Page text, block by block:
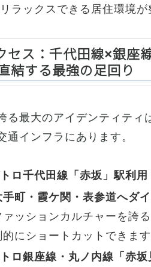
ラックスできる居住環境が
セス：千代田線×銀座
結する最強の足回り
る最大のアイデンティテ
通インフラにあります。
ロ千代田線「赤坂」駅利用
手町・霞ケ関・表参道へダイ
ァッションカルチャーを誇
的にショートカットできます
ロ銀座線・丸ノ内線「赤坂